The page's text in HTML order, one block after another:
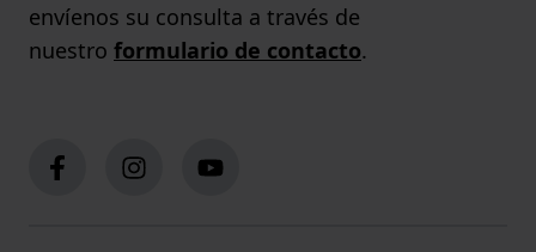
envíenos su consulta a través de
nuestro formulario de contacto.